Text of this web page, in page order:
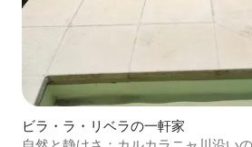
ビラ・ラ・リベラの一軒家